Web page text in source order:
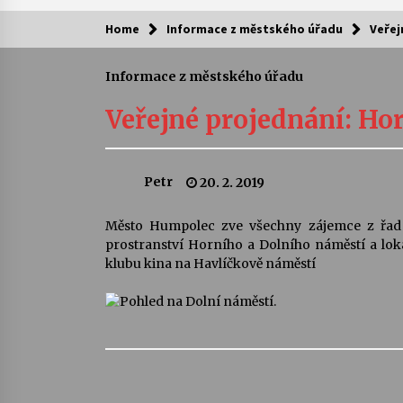
Kam za kulturou?
Camerata a Sukuba Ensemble
4. 8. 2026
Pozvánka na integrační festival
Quijotova šedesátka: 28. 7.–1. 8.
28. 7. 2026
Letní koncerty ve Stromovce: Rufus
22. 7. 2026
Home Informace z městského úřadu
Informace z městského úřadu
Veřejné projednání:
Petr 20. 2. 2019
Město Humpolec zve všechny zájemce z
prostranství Horního a Dolního náměstí a
klubu kina na Havlíčkově náměstí